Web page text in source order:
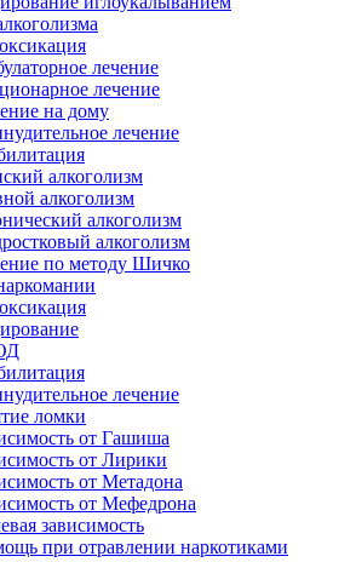
лечение
лечение
на дому
лечение
алкоголизм
алкоголизм
алкоголизм
алкоголизм
по методу Шичко
лечение
ломки
от Гашиша
от Лирики
от Метадона
от Мефедрона
зависимость
при отравлении наркотиками